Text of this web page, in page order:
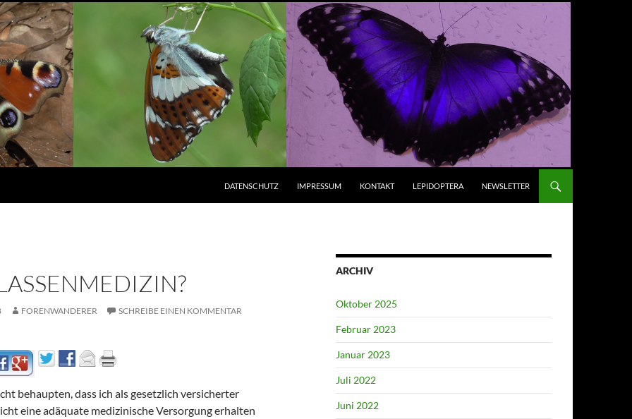
DATENSCHUTZ
IMPRESSUM KONTAKT LEPIDOPTERA NEWSLETTER
FORENWANDERER SCHREIBE EINEN KOMMENTAR
behaupten, dass ich als gesetzlich versicherter
eine adäquate medizinische Versorgung erhalten
ARCHIV
Oktober 2025
Februar 2023
Januar 2023
Juli 2022
Juni 2022